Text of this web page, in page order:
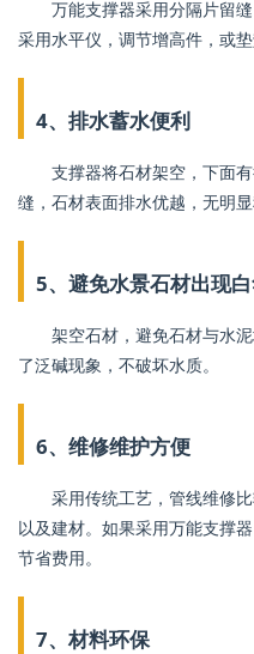
万能支撑器采用分隔片留
采用水平仪，调节增高件，或
4、排水蓄水便利
支撑器将石材架空，下面
缝，石材表面排水优越，无明显
5、避免水景石材出现
架空石材，避免石材与水
了泛碱现象，不破坏水质。
6、维修维护方便
采用传统工艺，管线维修
以及建材。如果采用万能支撑
节省费用。
7、材料环保